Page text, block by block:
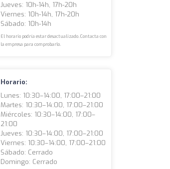
Jueves: 10h-14h, 17h-20h
Viernes: 10h-14h, 17h-20h
Sábado: 10h-14h
El horario podría estar desactualizado. Contacta con
la empresa para comprobarlo.
Horario:
Lunes: 10:30–14:00, 17:00–21:00
Martes: 10:30–14:00, 17:00–21:00
Miércoles: 10:30–14:00, 17:00–
21:00
Jueves: 10:30–14:00, 17:00–21:00
Viernes: 10:30–14:00, 17:00–21:00
Sábado: Cerrado
Domingo: Cerrado